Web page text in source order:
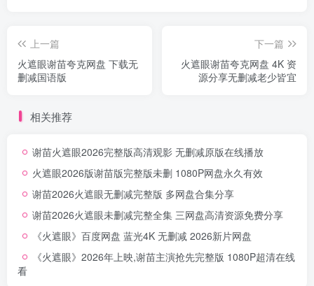
上一篇
火遮眼谢苗夸克网盘 下载无
删减国语版
下一篇
火遮眼谢苗夸克网盘 4K 资
源分享无删减老少皆宜
相关推荐
谢苗火遮眼2026完整版高清观影 无删减原版在线播放
火遮眼2026版谢苗版完整版未删 1080P网盘永久有效
谢苗2026火遮眼无删减完整版 多网盘合集分享
谢苗2026火遮眼未删减完整全集 三网盘高清资源免费分享
《火遮眼》百度网盘 蓝光4K 无删减 2026新片网盘
《火遮眼》2026年上映,谢苗主演抢先完整版 1080P超清在线
看